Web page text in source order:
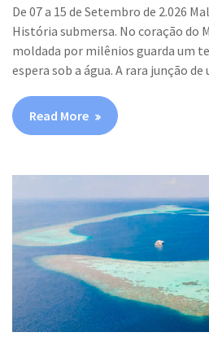
De 07 a 15 de Setembro de 2.026
História submersa. No coração do
moldada por milênios guarda um
espera sob a água. A rara junção
Read More